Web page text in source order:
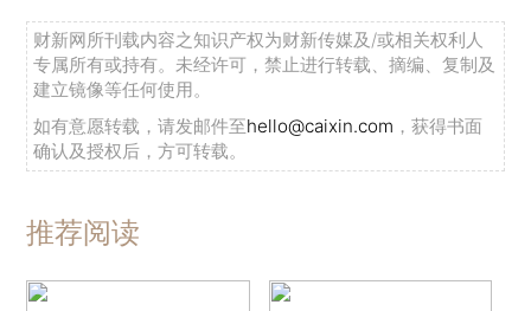
财新网所刊载内容之知识产权为财新传媒及/或相关权利人
专属所有或持有。未经许可，禁止进行转载、摘编、复制及
建立镜像等任何使用。
如有意愿转载，请发邮件至hello@caixin.com ，获得书面
确认及授权后，方可转载。
推荐阅读